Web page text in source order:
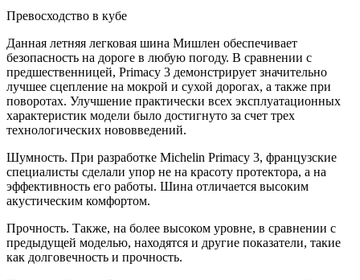
Превосходство в кубе
Данная летняя легковая шина Мишлен обеспечивает
безопасность на дороге в любую погоду. В сравнении с
предшественницей, Primacy 3 демонстрирует значительно
лучшее сцепление на мокрой и сухой дорогах, а также при
поворотах. Улучшение практически всех эксплуатационных
характеристик модели было достигнуто за счет трех
технологических нововведений.
Шумность. При разработке Michelin Primacy 3, французские
специалисты сделали упор не на красоту протектора, а на
эффективность его работы. Шина отличается высоким
акустическим комфортом.
Прочность. Также, на более высоком уровне, в сравнении с
предыдущей моделью, находятся и другие показатели, такие
как долговечность и прочность.